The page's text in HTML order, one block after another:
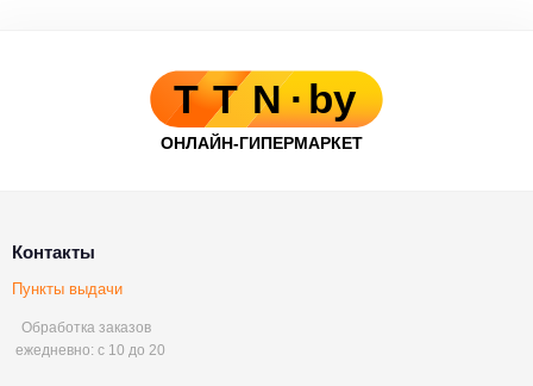
Контакты
Пункты выдачи
Обработка заказов
ежедневно: с 10 до 20